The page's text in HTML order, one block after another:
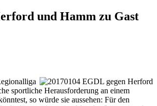
und Hamm zu Gast
sportliche Herausforderung an einem
so würde sie aussehen: Für den